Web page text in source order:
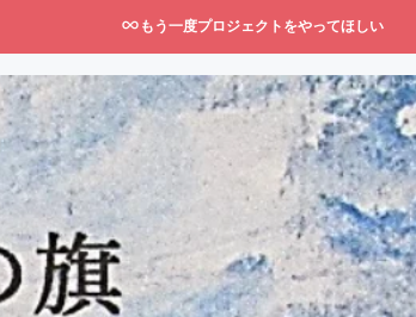
もう一度プロジェクトをやってほしい